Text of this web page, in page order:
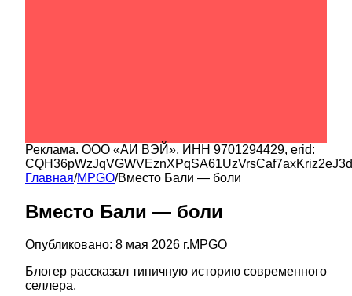
Реклама. ООО «АИ ВЭЙ», ИНН 9701294429, erid:
Главная/MPGO/Вместо Бали — боли
Вместо Бали — боли
Опубликовано: 8 мая 2026 г.MPGO
Блогер рассказал типичную историю современного
селлера.